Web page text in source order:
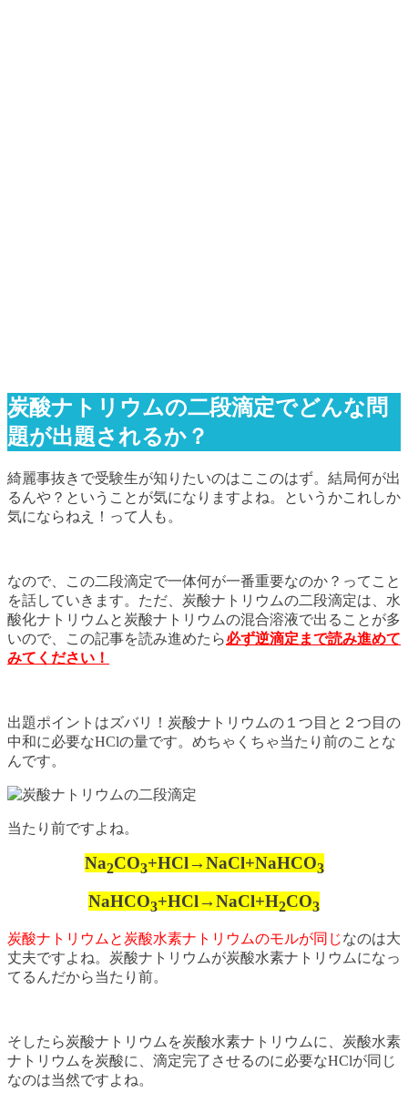
炭酸ナトリウムの二段滴定でどんな問
題が出題されるか？
綺麗事抜きで受験生が知りたいのはここのはず。結局何が出
るんや？ということが気になりますよね。というかこれしか
気にならねえ！って人も。
なので、この二段滴定で一体何が一番重要なのか？ってこと
を話していきます。ただ、炭酸ナトリウムの二段滴定は、水
酸化ナトリウムと炭酸ナトリウムの混合溶液で出ることが多
いので、この記事を読み進めたら必ず逆滴定まで読み進めて
みてください！
出題ポイントはズバリ！炭酸ナトリウムの１つ目と２つ目の
中和に必要なHClの量です。めちゃくちゃ当たり前のことな
んです。
当たり前ですよね。
Na2CO3+HCl→NaCl+NaHCO3
NaHCO3+HCl→NaCl+H2CO3
炭酸ナトリウムと炭酸水素ナトリウムのモルが同じなのは大
丈夫ですよね。炭酸ナトリウムが炭酸水素ナトリウムになっ
てるんだから当たり前。
そしたら炭酸ナトリウムを炭酸水素ナトリウムに、炭酸水素
ナトリウムを炭酸に、滴定完了させるのに必要なHClが同じ
なのは当然ですよね。